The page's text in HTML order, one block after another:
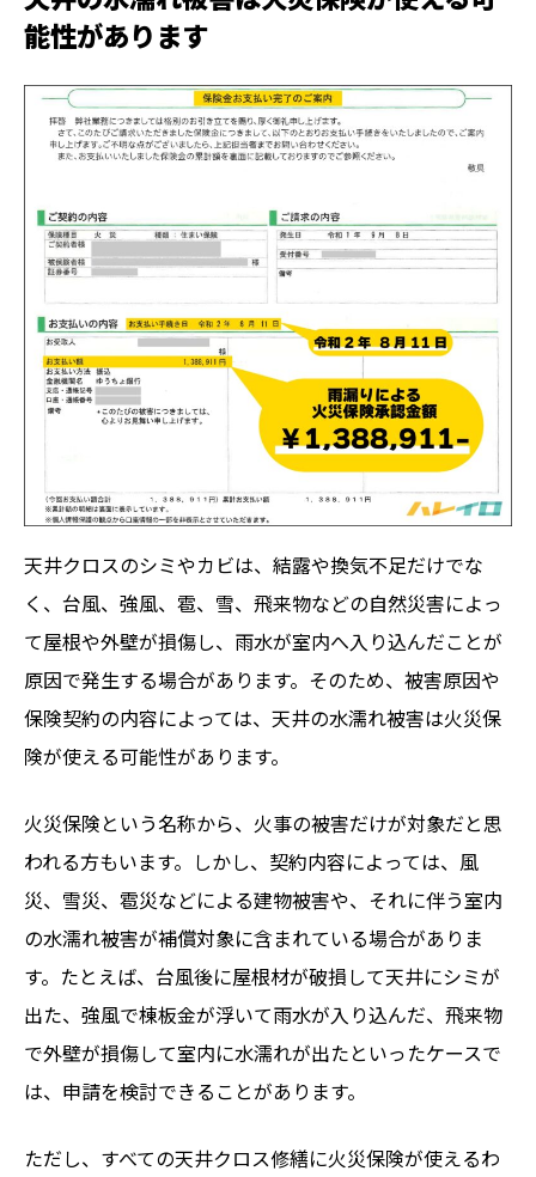
能性があります
天井クロスのシミやカビは、結露や換気不足だけでな
く、台風、強風、雹、雪、飛来物などの自然災害によっ
て屋根や外壁が損傷し、雨水が室内へ入り込んだことが
原因で発生する場合があります。そのため、被害原因や
保険契約の内容によっては、天井の水濡れ被害は火災保
険が使える可能性があります。
火災保険という名称から、火事の被害だけが対象だと思
われる方もいます。しかし、契約内容によっては、風
災、雪災、雹災などによる建物被害や、それに伴う室内
の水濡れ被害が補償対象に含まれている場合がありま
す。たとえば、台風後に屋根材が破損して天井にシミが
出た、強風で棟板金が浮いて雨水が入り込んだ、飛来物
で外壁が損傷して室内に水濡れが出たといったケースで
は、申請を検討できることがあります。
ただし、すべての天井クロス修繕に火災保険が使えるわ